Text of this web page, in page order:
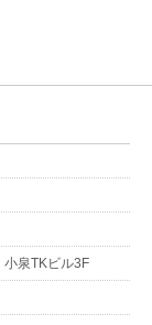
泉TKビル3F